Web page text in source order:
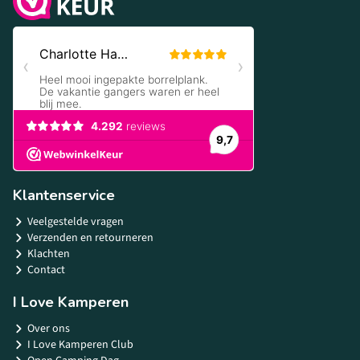
Klantenservice
Veelgestelde vragen
Verzenden en retourneren
Klachten
Contact
I Love Kamperen
Over ons
I Love Kamperen Club